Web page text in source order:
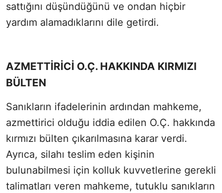
sattığını düşündüğünü ve ondan hiçbir
yardım alamadıklarını dile getirdi.
AZMETTİRİCİ O.Ç. HAKKINDA KIRMIZI
BÜLTEN
Sanıkların ifadelerinin ardından mahkeme,
azmettirici olduğu iddia edilen O.Ç. hakkında
kırmızı bülten çıkarılmasına karar verdi.
Ayrıca, silahı teslim eden kişinin
bulunabilmesi için kolluk kuvvetlerine gerekli
talimatları veren mahkeme, tutuklu sanıkların